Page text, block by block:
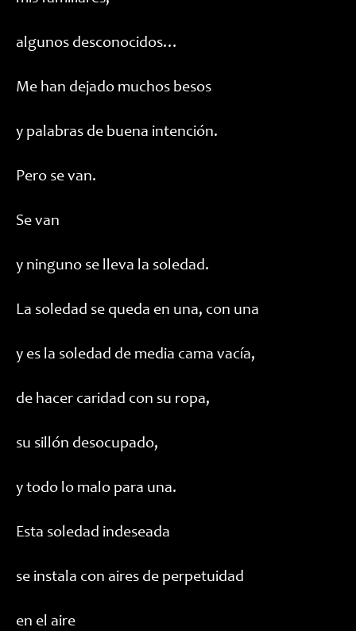
algunos desconocidos…
Me han dejado muchos besos
y palabras de buena intención.
Pero se van.
Se van
y ninguno se lleva la soledad.
La soledad se queda en una, con una
y es la soledad de media cama vacía,
de hacer caridad con su ropa,
su sillón desocupado,
y todo lo malo para una.
Esta soledad indeseada
se instala con aires de perpetuidad
en el aire